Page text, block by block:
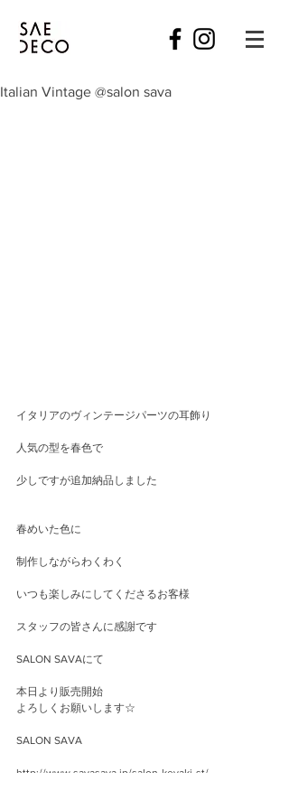
Italian Vintage @salon sava
イタリアのヴィンテージパーツの耳飾り
人気の型を春色で
少しですが追加納品しました
春めいた色に
制作しながらわくわく
いつも楽しみにしてくださるお客様
スタッフの皆さんに感謝です
SALON SAVAにて
本日より販売開始
よろしくお願いします☆
SALON SAVA
http://www.savasava.jp/salon-keyaki-st/